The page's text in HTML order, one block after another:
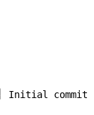
Initial commit